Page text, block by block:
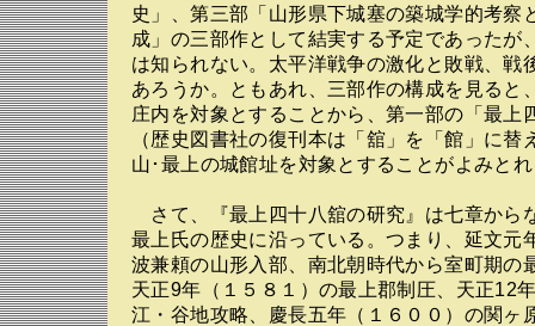
史」、第三部「山形県下城塞の築城学的考察
成」の三部作として結実する予定であったが
は知られない。太平洋戦争の激化と敗戦、戦
あろうか。ともあれ、三部作の構成を見ると
庄内を対象とすることから、第一部の「最上
（歴史図書社の復刊本は「舘」を「館」に替
山･最上の城館址を対象とすることがよみと
さて、『最上四十八舘の研究』は七章から
最上氏の歴史に沿っている。つまり、延文元
波兼頼の山形入部、南北朝時代から室町期の
天正9年（１５８１）の最上郡制圧、天正12
江・谷地攻略、慶長五年（１６００）の関ヶ